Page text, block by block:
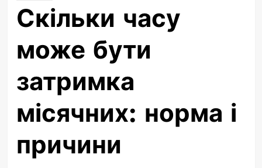
Скільки часу
може бути
затримка
місячних: норма і
причини